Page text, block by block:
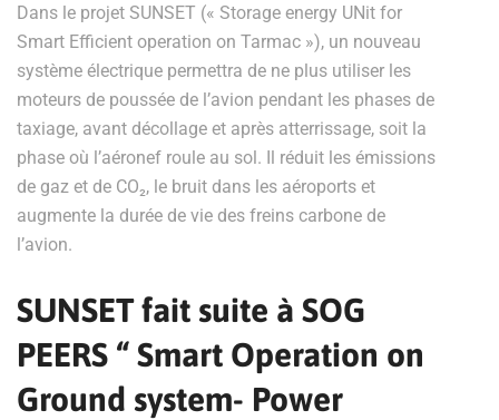
Dans le projet SUNSET (« Storage energy UNit for
Smart Efficient operation on Tarmac »), un nouveau
système électrique permettra de ne plus utiliser les
moteurs de poussée de l’avion pendant les phases de
taxiage, avant décollage et après atterrissage, soit la
phase où l’aéronef roule au sol. Il réduit les émissions
de gaz et de CO₂, le bruit dans les aéroports et
augmente la durée de vie des freins carbone de
l’avion.
SUNSET fait suite à SOG
PEERS “ Smart Operation on
Ground system- Power